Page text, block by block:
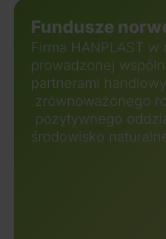
Fundusze
Firma HANPLAST w
prowadzonej
partnerami
zrównoważonego
pozytywnego
środowisko